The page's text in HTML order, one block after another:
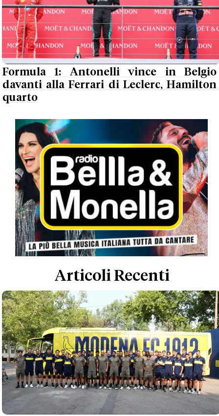
Formula 1: Antonelli vince in Belgio
davanti alla Ferrari di Leclerc, Hamilton
quarto
Articoli Recenti